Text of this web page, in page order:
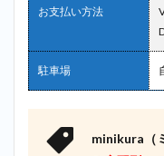
お支払い方法
駐車場
minikura（